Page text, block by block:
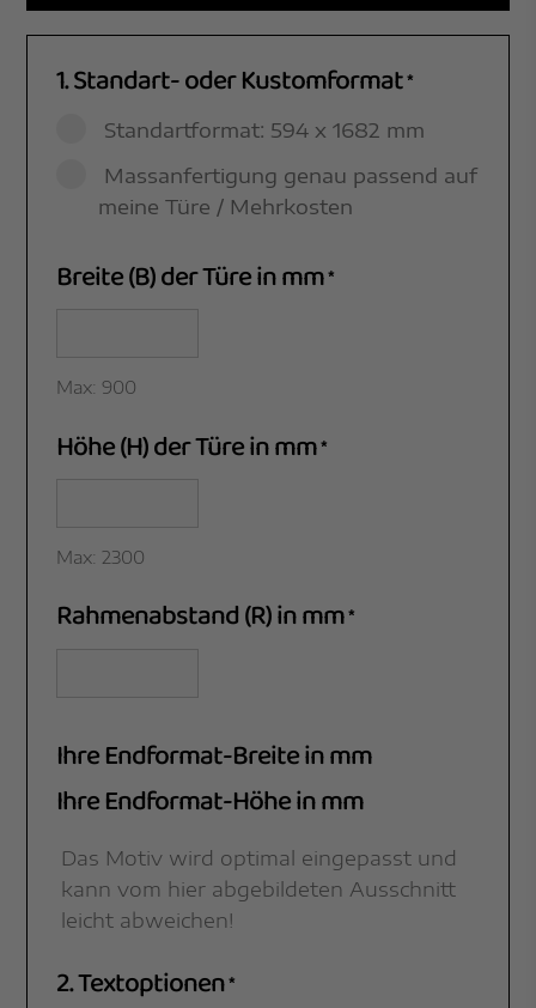
1. Standart- oder Kustomformat*
Standartformat: 594 x 1682 mm
Massanfertigung genau passend auf
meine Türe / Mehrkosten
Breite (B) der Türe in mm*
Max: 900
Höhe (H) der Türe in mm*
Max: 2300
Rahmenabstand (R) in mm*
Ihre Endformat-Breite in mm
Ihre Endformat-Höhe in mm
Das Motiv wird optimal eingepasst und
kann vom hier abgebildeten Ausschnitt
leicht abweichen!
2. Textoptionen*